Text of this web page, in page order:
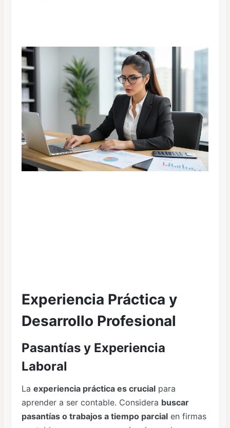
Experiencia Práctica y
Desarrollo Profesional
Pasantías y Experiencia
Laboral
La experiencia práctica es crucial para
aprender a ser contable. Considera buscar
pasantías o trabajos a tiempo parcial en firmas